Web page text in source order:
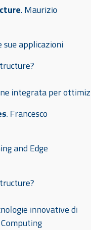
. Maurizio
sue applicazioni
integrata per
. Francesco
and Edge
innovative di